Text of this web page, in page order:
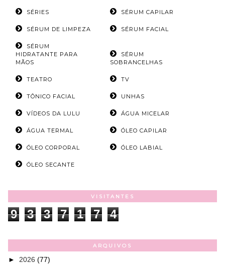
SÉRIES SÉRUM CAPILAR
SÉRUM DE LIMPEZA SÉRUM FACIAL
SÉRUM
HIDRATANTE PARA
MÃOS
SÉRUM
SOBRANCELHAS
TEATRO TV
TÔNICO FACIAL UNHAS
VÍDEOS DA LULU ÁGUA MICELAR
ÁGUA TERMAL ÓLEO CAPILAR
ÓLEO CORPORAL ÓLEO LABIAL
ÓLEO SECANTE
VISITANTES
9 3 3 7 1 7 4
ARQUIVOS
► 2026 (77)